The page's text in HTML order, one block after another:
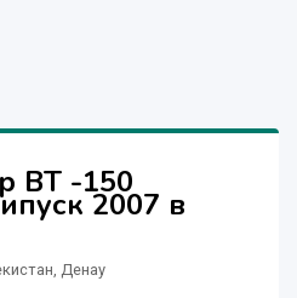
ВТ -150
2007 в
Денау